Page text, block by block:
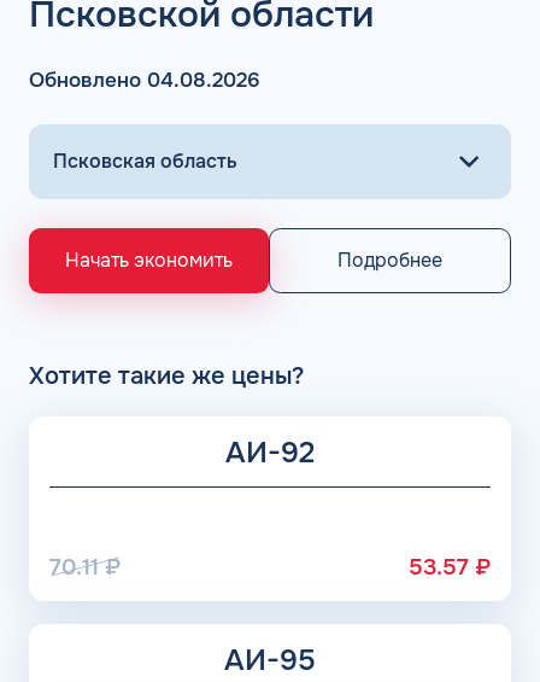
горючего на проверенных АЗС осуществляется всего в
Основными поставщиками для АЗС Flash являются
выпускающие лучшее топливо в стране экологического
класса Евро 5: ООО «Газпром добыча Астрахань» ПАО
«Газпром», Рязанский НПЗ, Саратовский НПЗ, Уфимский
НПЗ группы Роснефть. АЗС Flash и АГЗС компании
Псковской области
Обновлено 04.08.2026
Начать экономить Подробнее
Хотите такие же цены?
АИ-92
70.11₽ 53.57 ₽
АИ-95